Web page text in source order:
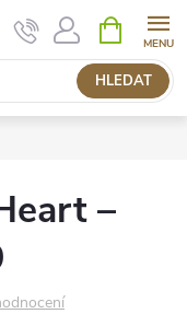
HLEDAT
NÁKUPNÍ
KOŠÍK
–